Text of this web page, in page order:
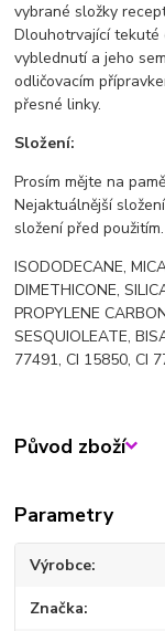
vybrané složky
Dlouhotrvající tekuté
vyblednutí a jeho
odličovacím
přesné linky.
Složení:
Prosím mějte na
Nejaktuálnější
složení před použitím.
ISODODECANE,
DIMETHICONE,
PROPYLENE
SESQUIOLEATE,
77491, CI 15850, CI
Původ zboží
Parametry
Výrobce
Značka